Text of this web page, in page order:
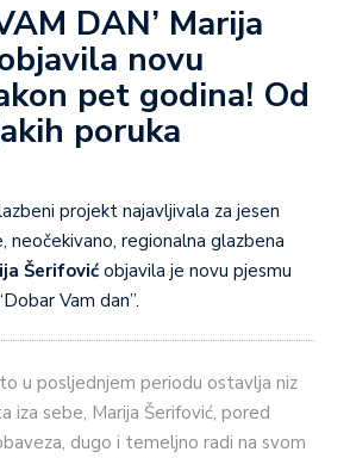
DAN’ Marija
novu
pet godina! Od
poruka
projekt najavljivala za jesen
neočekivano, regionalna glazbena
Šerifović objavila je novu pjesmu
Vam dan”.
u posljednjem periodu ostavlja niz
iza sebe, Marija Šerifović, pored
dugo i temeljno radi na svom